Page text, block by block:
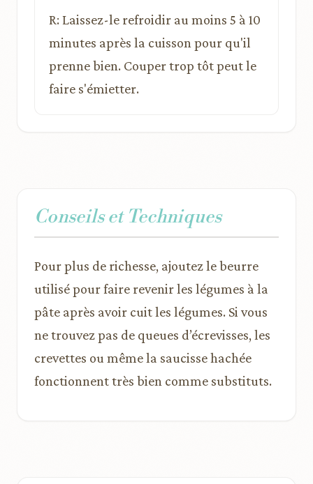
R: Laissez-le refroidir au moins 5 à 10
minutes après la cuisson pour qu'il
prenne bien. Couper trop tôt peut le
faire s'émietter.
Conseils et Techniques
Pour plus de richesse, ajoutez le beurre
utilisé pour faire revenir les légumes à la
pâte après avoir cuit les légumes. Si vous
ne trouvez pas de queues d’écrevisses, les
crevettes ou même la saucisse hachée
fonctionnent très bien comme substituts.